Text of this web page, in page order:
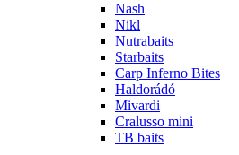
Nash
Nikl
Nutrabaits
Starbaits
Carp Inferno Bites
Haldorádó
Mivardi
Cralusso mini
TB baits